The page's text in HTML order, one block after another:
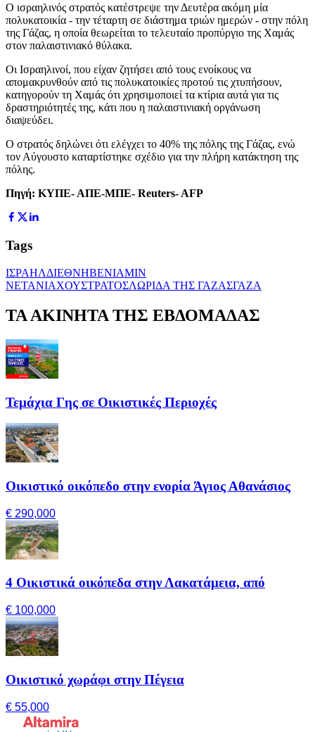
Ο ισραηλινός στρατός κατέστρεψε την Δευτέρα ακόμη μία
πολυκατοικία - την τέταρτη σε διάστημα τριών ημερών - στην πόλη
της Γάζας, η οποία θεωρείται το τελευταίο προπύργιο της Χαμάς
στον παλαιστινιακό θύλακα.
Οι Ισραηλινοί, που είχαν ζητήσει από τους ενοίκους να
απομακρυνθούν από τις πολυκατοικίες προτού τις χτυπήσουν,
κατηγορούν τη Χαμάς ότι χρησιμοποιεί τα κτίρια αυτά για τις
δραστηριότητές της, κάτι που η παλαιστινιακή οργάνωση
διαψεύδει.
Ο στρατός δηλώνει ότι ελέγχει το 40% της πόλης της Γάζας, ενώ
τον Αύγουστο καταρτίστηκε σχέδιο για την πλήρη κατάκτηση της
πόλης.
Πηγή: ΚΥΠΕ- ΑΠΕ-ΜΠΕ- Reuters- AFP
Tags
ΙΣΡΑΗΛΔΙΕΘΝΗΒΕΝΙΑΜΙΝ
ΝΕΤΑΝΙΑΧΟΥΣΤΡΑΤΟΣΛΩΡΙΔΑ ΤΗΣ ΓΑΖΑΣΓΑΖΑ
ΤΑ ΑΚΙΝΗΤΑ ΤΗΣ ΕΒΔΟΜΑΔΑΣ
Τεμάχια Γης σε Οικιστικές Περιοχές
Οικιστικό οικόπεδο στην ενορία Άγιος Αθανάσιος
€ 290,000
4 Οικιστικά οικόπεδα στην Λακατάμεια, από
€ 100,000
Οικιστικό χωράφι στην Πέγεια
€ 55,000